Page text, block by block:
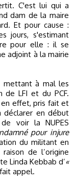
dam de la maire
Et pour cause :
jours, s'estimant
pour elle : il se
adjoint à la mairie
mettant à mal les
de LFI et du PCF.
en effet, pris fait et
déclarer en début
voir la NUPES
pour injure
du militant en
de l’origine
Linda Kebbab d’«
appel.